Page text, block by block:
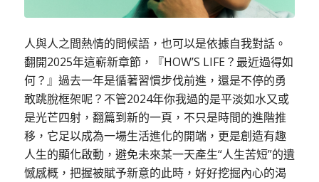
人與人之間熱情的問候語，也可以是依據自我對話。
翻開2025年這嶄新章節，『HOW’S LIFE？最近過得如
何？』過去一年是循著習慣步伐前進，還是不停的勇
敢跳脫框架呢？不管2024年你我過的是平淡如水又或
是光芒四射，翻篇到新的一頁，不只是時間的進階推
移，它足以成為一場生活進化的開端，更是創造有趣
人生的顯化啟動，避免未來某一天產生“人生苦短”的遺
憾感概，把握被賦予新意的此時，好好挖掘內心的渴